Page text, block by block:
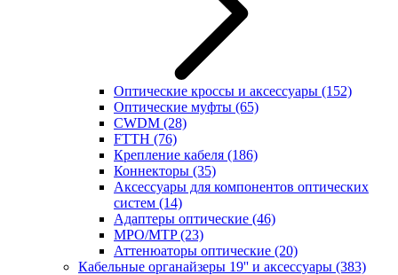
Оптические кроссы и аксессуары (152)
Оптические муфты (65)
CWDM (28)
FTTH (76)
Крепление кабеля (186)
Коннекторы (35)
Аксессуары для компонентов оптических
систем (14)
Адаптеры оптические (46)
MPO/MTP(23)
Аттенюаторы оптические (20)
Кабельные органайзеры 19'' и аксессуары (383)